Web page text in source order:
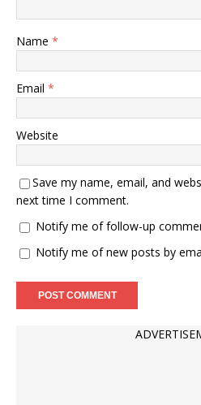
Name *
Email *
Website
Save my name, email, and
next time I comment.
Notify me of follow-up
Notify me of new posts by